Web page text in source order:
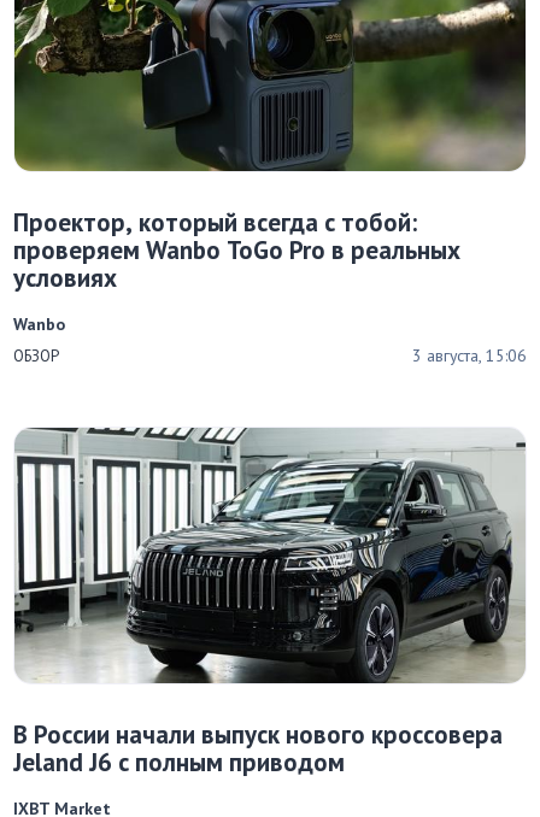
Проектор, который всегда с тобой:
проверяем Wanbo ToGo Pro в реальных
условиях
ОБЗОР 3 августа, 15:06
Wanbo
В России начали выпуск нового кроссовера
Jeland J6 с полным приводом
IXBT Market